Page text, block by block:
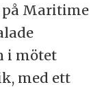
på Maritime
i mötet
med ett